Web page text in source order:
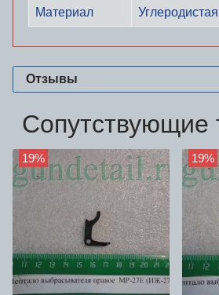
Материал
Отзывы
Сопутствующие
19% 19%